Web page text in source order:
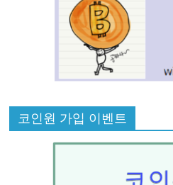
코인원 가입 이벤트